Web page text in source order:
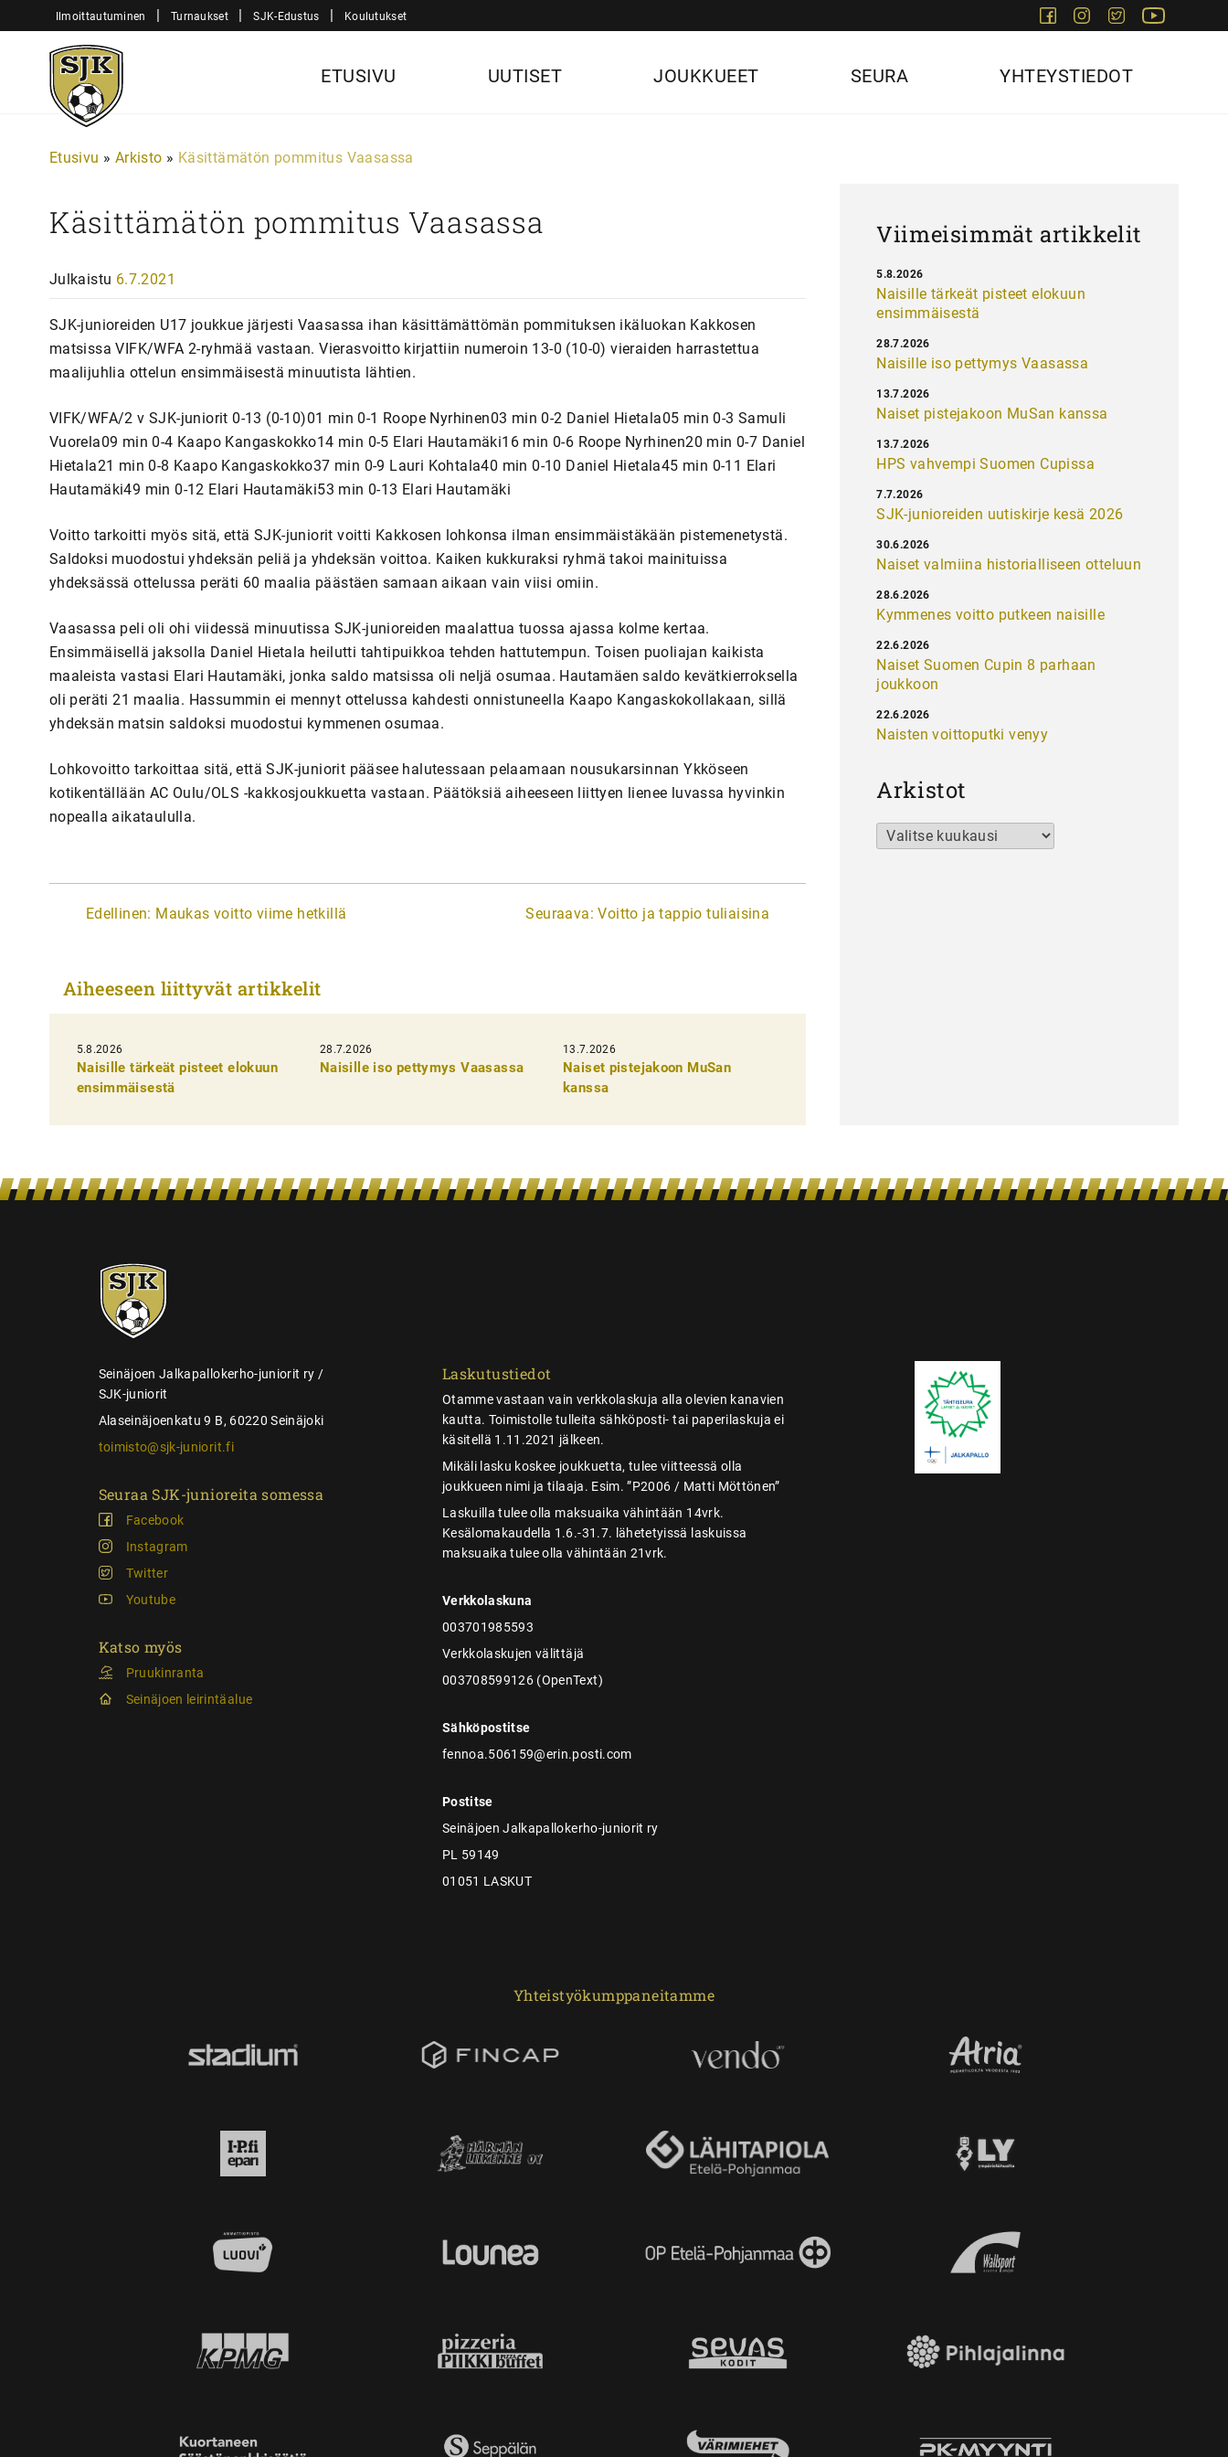
sisältöön
Ilmoittautuminen | Turnaukset | SJK-Edustus | Koulutukset FacebookInstagram
Twitter
Sjk-
Juniorit
ETUSIVU UUTISET JOUKKUEET SEURA YHTEYSTIEDOT
Etusivu » Arkisto » Käsittämätön pommitus Vaasassa
Käsittämätön pommitus Vaasassa
Julkaistu 6.7.2021
SJK-junioreiden U17 joukkue järjesti Vaasassa ihan käsittämättömän pommituksen ikäluokan Kakkosen
matsissa VIFK/WFA 2-ryhmää vastaan. Vierasvoitto kirjattiin numeroin 13-0 (10-0) vieraiden harrastettua
maalijuhlia ottelun ensimmäisestä minuutista lähtien.
VIFK/WFA/2 v SJK-juniorit 0-13 (0-10)01 min 0-1 Roope Nyrhinen03 min 0-2 Daniel Hietala05 min 0-3 Samuli
Vuorela09 min 0-4 Kaapo Kangaskokko14 min 0-5 Elari Hautamäki16 min 0-6 Roope Nyrhinen20 min 0-7 Daniel
Hietala21 min 0-8 Kaapo Kangaskokko37 min 0-9 Lauri Kohtala40 min 0-10 Daniel Hietala45 min 0-11 Elari
Hautamäki49 min 0-12 Elari Hautamäki53 min 0-13 Elari Hautamäki
Voitto tarkoitti myös sitä, että SJK-juniorit voitti Kakkosen lohkonsa ilman ensimmäistäkään pistemenetystä.
Saldoksi muodostui yhdeksän peliä ja yhdeksän voittoa. Kaiken kukkuraksi ryhmä takoi mainituissa
yhdeksässä ottelussa peräti 60 maalia päästäen samaan aikaan vain viisi omiin.
Vaasassa peli oli ohi viidessä minuutissa SJK-junioreiden maalattua tuossa ajassa kolme kertaa.
Ensimmäisellä jaksolla Daniel Hietala heilutti tahtipuikkoa tehden hattutempun. Toisen puoliajan kaikista
maaleista vastasi Elari Hautamäki, jonka saldo matsissa oli neljä osumaa. Hautamäen saldo kevätkierroksella
oli peräti 21 maalia. Hassummin ei mennyt ottelussa kahdesti onnistuneella Kaapo Kangaskokollakaan, sillä
yhdeksän matsin saldoksi muodostui kymmenen osumaa.
Lohkovoitto tarkoittaa sitä, että SJK-juniorit pääsee halutessaan pelaamaan nousukarsinnan Ykköseen
kotikentällään AC Oulu/OLS -kakkosjoukkuetta vastaan. Päätöksiä aiheeseen liittyen lienee luvassa hyvinkin
nopealla aikataululla.
A
i
k
e
n
Edellinen: Maukas voitto viime hetkillä Seuraava: Voitto ja tappio tuliaisina
Aiheeseen liittyvät artikkelit
5.8.2026
Naisille tärkeät pisteet elokuun
ensimmäisestä
28.7.2026
Naisille iso pettymys Vaasassa
13.7.2026
Naiset pistejakoon MuSan
kanssa
Viimeisimmät artikkelit
Naisille tärkeät pisteet elokuun
ensimmäisestä
5.8.2026
Naisille iso pettymys Vaasassa
28.7.2026
Naiset pistejakoon MuSan kanssa
13.7.2026
HPS vahvempi Suomen Cupissa
13.7.2026
SJK-junioreiden uutiskirje kesä 2026
7.7.2026
Naiset valmiina historialliseen otteluun
30.6.2026
Kymmenes voitto putkeen naisille
28.6.2026
Naiset Suomen Cupin 8 parhaan
joukkoon
22.6.2026
Naisten voittoputki venyy
22.6.2026
Arkistot
Arkistot
SJK-
juniorit
Seinäjoen Jalkapallokerho-juniorit ry /
SJK-juniorit
Alaseinäjoenkatu 9 B, 60220 Seinäjoki
toimisto@sjk-juniorit.fi
Seuraa SJK-junioreita somessa
Facebook
Instagram
Twitter
Youtube
Katso myös
Pruukinranta
Seinäjoen leirintäalue
Laskutustiedot
Otamme vastaan vain verkkolaskuja alla olevien kanavien
kautta. Toimistolle tulleita sähköposti- tai paperilaskuja ei
käsitellä 1.11.2021 jälkeen.
Mikäli lasku koskee joukkuetta, tulee viitteessä olla
joukkueen nimi ja tilaaja. Esim. ”P2006 / Matti Möttönen”
Laskuilla tulee olla maksuaika vähintään 14vrk.
Kesälomakaudella 1.6.-31.7. lähetetyissä laskuissa
maksuaika tulee olla vähintään 21vrk.
Verkkolaskuna
003701985593
Verkkolaskujen välittäjä
003708599126 (OpenText)
Sähköpostitse
fennoa.506159@erin.posti.com
Postitse
Seinäjoen Jalkapallokerho-juniorit ry
PL 59149
01051 LASKUT
Yhteistyökumppaneitamme